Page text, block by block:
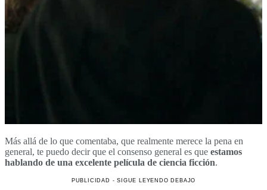
Más allá de lo que comentaba, que realmente merece la pena en
general, te puedo decir que el consenso general es que estamos
hablando de una excelente película de ciencia ficción.